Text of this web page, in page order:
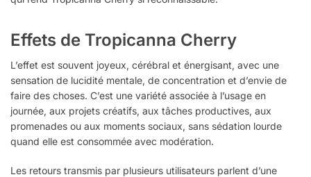
Effets de Tropicanna Cherry
L’effet est souvent joyeux, cérébral et énergisant, avec une
sensation de lucidité mentale, de concentration et d’envie de
faire des choses. C’est une variété associée à l’usage en
journée, aux projets créatifs, aux tâches productives, aux
promenades ou aux moments sociaux, sans sédation lourde
quand elle est consommée avec modération.
Les retours transmis par plusieurs utilisateurs parlent d’une